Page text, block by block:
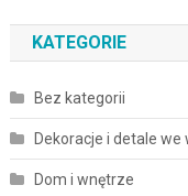
KATEGORIE
Bez kategorii
Dekoracje i detale we
Dom i wnętrze